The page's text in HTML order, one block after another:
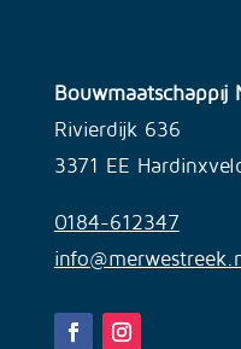
Bouwmaatschappij
Rivierdijk 636
3371 EE
0184-612347